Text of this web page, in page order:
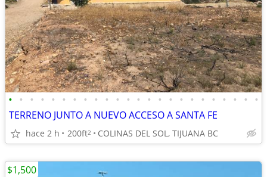
• • • • • • • • • • • • • • • • • • • • • • • •
TERRENO JUNTO A NUEVO ACCESO A SANTA FE
hace 2 h 200ft2 COLINAS DEL SOL, TIJUANA BC
$1,500